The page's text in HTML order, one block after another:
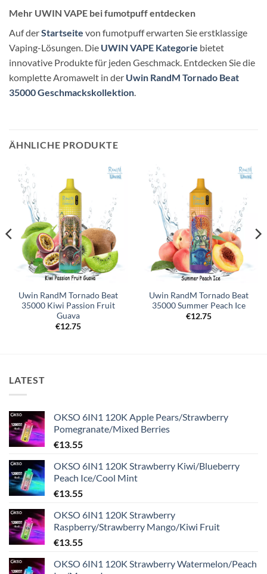
Mehr UWIN VAPE bei fumotpuff entdecken
Auf derStartseite von fumotpuff erwarten Sie erstklassige
Vaping-Lösungen. Die UWIN VAPE Kategorie bietet
innovative Produkte für jeden Geschmack. Entdecken Sie die
komplette Aromawelt in der Uwin RandM Tornado Beat
35000 Geschmackskollektion
ÄHNLICHE PRODUKTE
Uwin RandM Tornado Beat
35000 Kiwi Passion Fruit
Guava
€12.75
Uwin RandM Tornado Beat
35000 Summer Peach Ice
€12.75
LATEST
OKSO 6IN1 120K Apple Pears/Strawberry
Pomegranate/Mixed Berries
€13.55
OKSO 6IN1 120K Strawberry Kiwi/Blueberry
Peach Ice/Cool Mint
€13.55
OKSO 6IN1 120K Strawberry
Raspberry/Strawberry Mango/Kiwi Fruit
€13.55
OKSO 6IN1 120K Strawberry Watermelon/Peach